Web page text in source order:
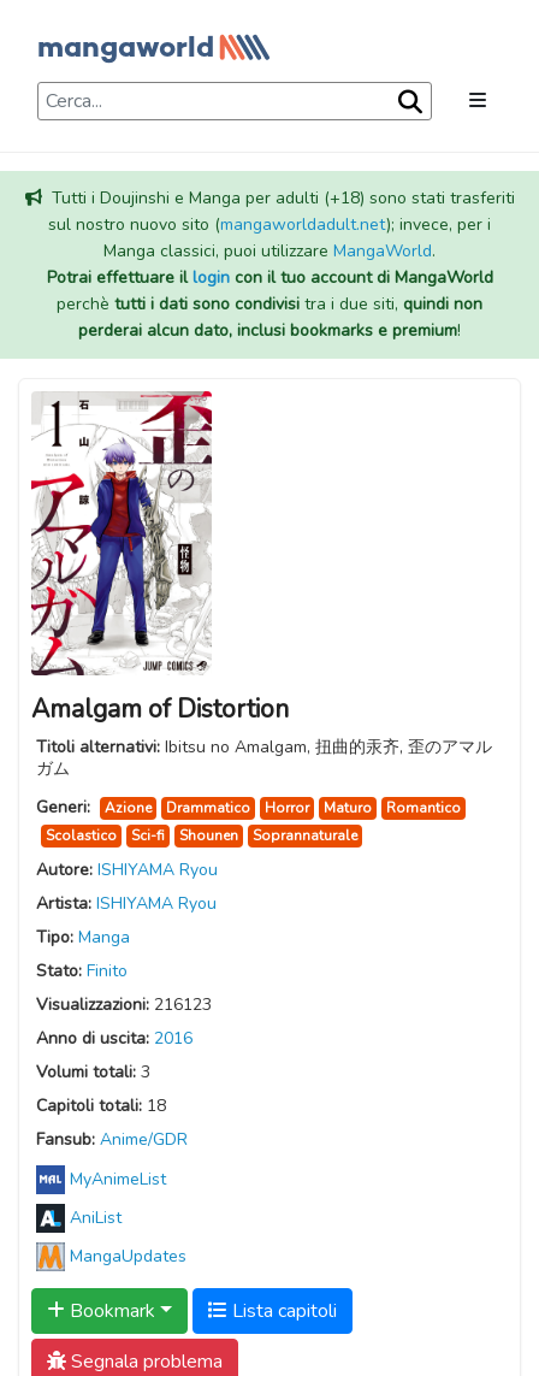
Tutti i Doujinshi e Manga per adulti (+18) sono stati trasferiti
sul nostro nuovo sito (mangaworldadult.net); invece, per i
Manga classici, puoi utilizzare MangaWorld.
Potrai effettuare illogincon il tuo account di MangaWorld
perchè tutti i dati sono condivisi tra i due siti, quindi non
perderai alcun dato, inclusi bookmarks e premium!
Amalgam of Distortion
Titoli alternativi: Ibitsu no Amalgam, 扭曲的汞齐, 歪のアマル
ガム
Generi:
Azione Drammatico Horror Maturo
Romantico
Scolastico
Sci-fi Shounen Soprannaturale
Autore: ISHIYAMA Ryou
Artista: ISHIYAMA Ryou
Tipo: Manga
Stato: Finito
Visualizzazioni: 216123
Anno di uscita: 2016
Volumi totali: 3
Capitoli totali: 18
Fansub: Anime/GDR
MyAnimeList
AniList
MangaUpdates
Bookmark
Lista capitoli
Segnala problema